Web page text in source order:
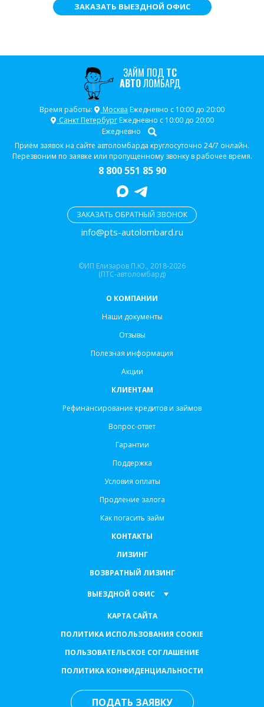
ЗАКАЗАТЬ ВЫЕЗДНОЙ ОФИС
ЗАЙМ ПОД ТС
АВТОЛОМБАРД
Время работы: Москва Ежедневно с 10:00 до 20:00
Санкт ПетербургЕжедневно с 10:00 до 20:00
Ежедневно
Приём заявок на сайте автоломбарда круглосуточно 24/7 онлайн.
Перезвоним по заявке или пропущенному звонку в рабочее время.
8 800 551 85 90
ЗАКАЗАТЬ ОБРАТНЫЙ ЗВОНОК
info@pts-autolombard.ru
©ИП Елизаров П.Ю., 2018-2026
(ПТС-автоломбард)
О КОМПАНИИ
Наши документы
Отзывы
Полезная информация
Акции
КЛИЕНТАМ
Рефинансирование кредитов и займов
Вопрос-ответ
Гарантии
Поддержка
Условия оплаты
Продление залога
Как погасить займ
КОНТАКТЫ
ЛИЗИНГ
ВОЗВРАТНЫЙ ЛИЗИНГ
ВЫЕЗДНОЙ ОФИС
КАРТА САЙТА
ПОЛИТИКА ИСПОЛЬЗОВАНИЯ COOKIE
ПОЛЬЗОВАТЕЛЬСКОЕ СОГЛАШЕНИЕ
ПОЛИТИКА КОНФИДЕНЦИАЛЬНОСТИ
ПОДАТЬ ЗАЯВКУ